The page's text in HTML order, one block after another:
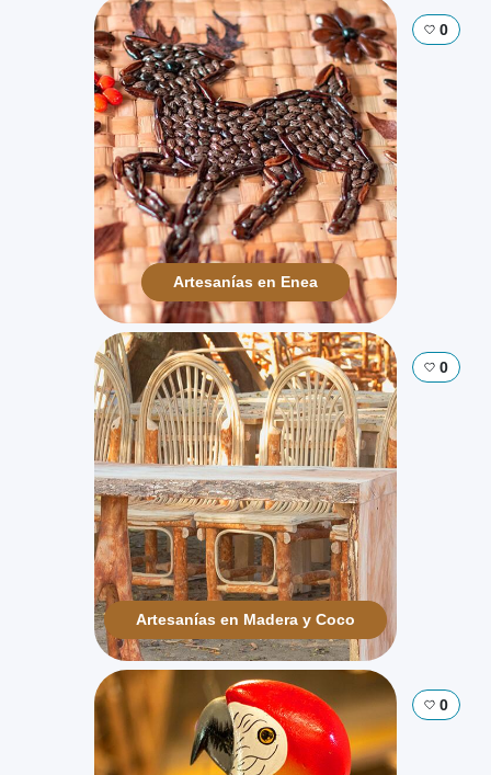
0
Artesanías en Enea
0
Artesanías en Madera y Coco
0